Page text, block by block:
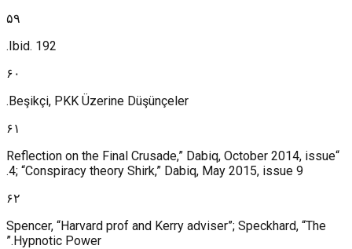
۵۹
Ibid. 192.
۶۰
Beşikçi, PKK Üzerine Düşünçeler.
۶۱
“Reflection on the Final Crusade,” Dabiq, October 2014, issue
4; “Conspiracy theory Shirk,” Dabiq, May 2015, issue 9.
۶۲
Spencer, “Harvard prof and Kerry adviser”; Speckhard, “The
Hypnotic Power.”